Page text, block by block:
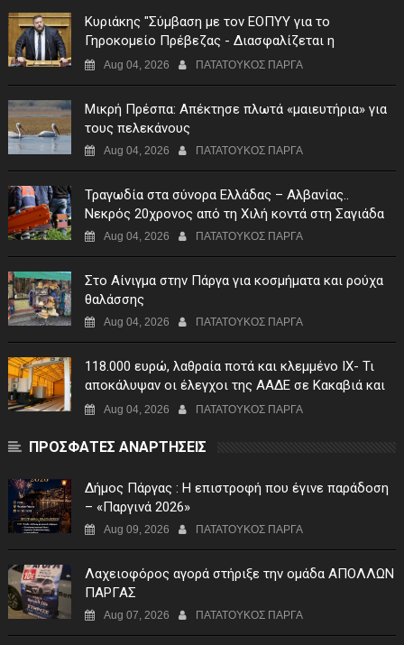
Κυριάκης "Σύμβαση με τον ΕΟΠΥΥ για το
Γηροκομείο Πρέβεζας - Διασφαλίζεται η
χρηματοδότηση της λειτουργίας του"
Aug 04, 2026 ΠΑΤΑΤΟΥΚΟΣ ΠΑΡΓΑ
Μικρή Πρέσπα: Απέκτησε πλωτά «μαιευτήρια» για
τους πελεκάνους
Aug 04, 2026 ΠΑΤΑΤΟΥΚΟΣ ΠΑΡΓΑ
Τραγωδία στα σύνορα Ελλάδας – Αλβανίας..
Νεκρός 20χρονος από τη Χιλή κοντά στη Σαγιάδα
Aug 04, 2026 ΠΑΤΑΤΟΥΚΟΣ ΠΑΡΓΑ
Στο Αίνιγμα στην Πάργα για κοσμήματα και ρούχα
θαλάσσης
Aug 04, 2026 ΠΑΤΑΤΟΥΚΟΣ ΠΑΡΓΑ
118.000 ευρώ, λαθραία ποτά και κλεμμένο ΙΧ- Τι
αποκάλυψαν οι έλεγχοι της ΑΑΔΕ σε Κακαβιά και
Μαυρομάτι
Aug 04, 2026 ΠΑΤΑΤΟΥΚΟΣ ΠΑΡΓΑ
ΠΡΟΣΦΑΤΕΣ ΑΝΑΡΤΗΣΕΙΣ
Δήμος Πάργας : Η επιστροφή που έγινε παράδοση
– «Παργινά 2026»
Aug 09, 2026 ΠΑΤΑΤΟΥΚΟΣ ΠΑΡΓΑ
Λαχειοφόρος αγορά στήριξε την ομάδα ΑΠΟΛΛΩΝ
ΠΑΡΓΑΣ
Aug 07, 2026 ΠΑΤΑΤΟΥΚΟΣ ΠΑΡΓΑ